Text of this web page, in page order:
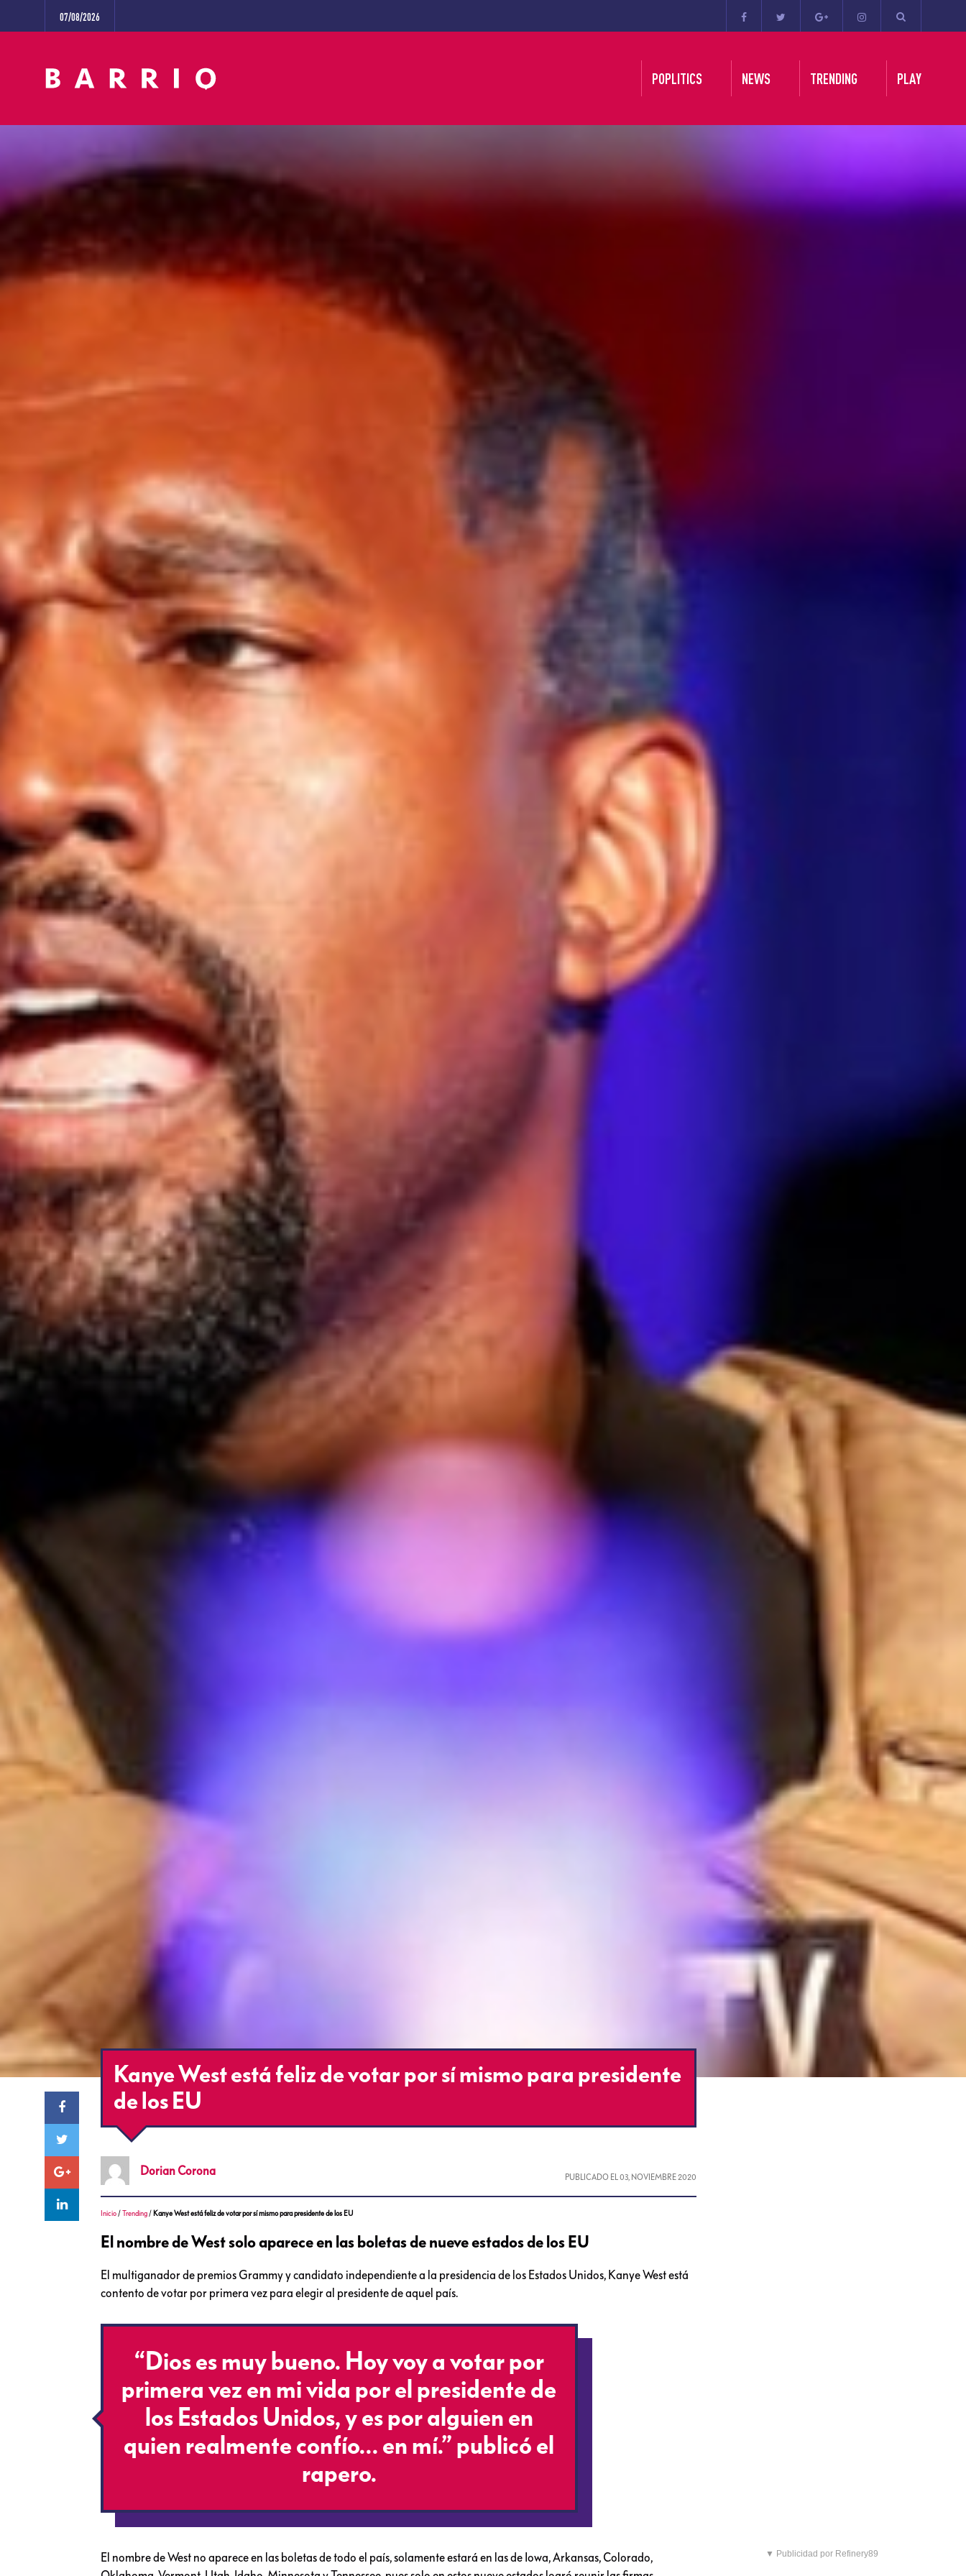
07/08/2026
POPLITICS NEWS TRENDING PLAY
Kanye West está feliz de votar por sí mismo para presidente
de los EU
Dorian Corona PUBLICADO EL03, NOVIEMBRE 2020
Inicio/Trending/ Kanye West está feliz de votar por sí mismo para presidente de los EU
El nombre de West solo aparece en las boletas de nueve estados de los EU
El multiganador de premios Grammy y candidato independiente a la presidencia de los Estados Unidos, Kanye West está
contento de votar por primera vez para elegir al presidente de aquel país.
“Dios es muy bueno. Hoy voy a votar por
primera vez en mi vida por el presidente de
los Estados Unidos, y es por alguien en
quien realmente confío… en mí.” publicó el
rapero.
El nombre de West no aparece en las boletas de todo el país, solamente estará en las de Iowa, Arkansas, Colorado,
▼ Publicidad por Refinery89